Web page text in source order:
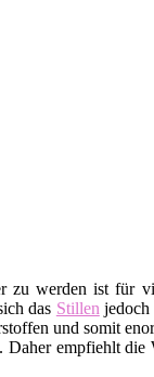
werden ist für
das Stillen
und somit
empfiehlt